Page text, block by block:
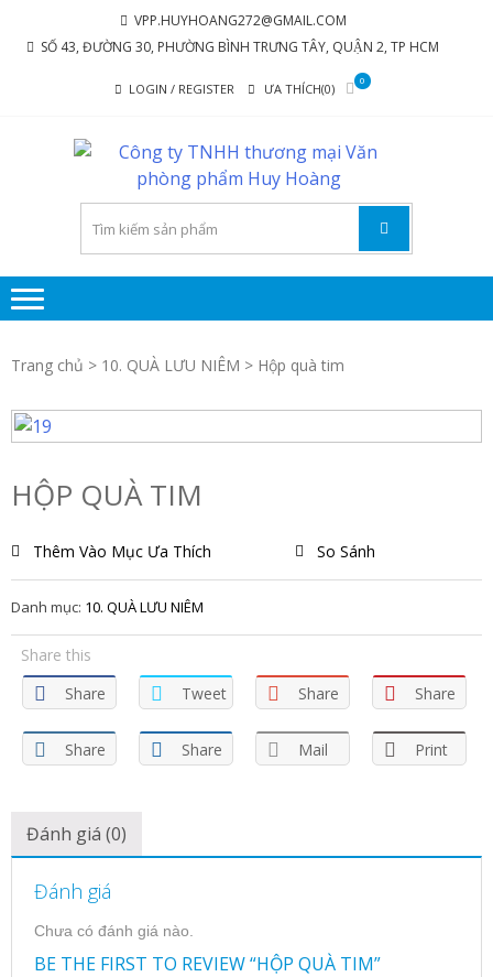
VPP.HUYHOANG272@GMAIL.COM
SỐ 43, ĐƯỜNG 30, PHƯỜNG BÌNH TRƯNG TÂY, QUẬN 2, TP HCM
LOGIN / REGISTER ƯA THÍCH(0)
0
Trang chủ > 10. QUÀ LƯU NIÊM > Hộp quà tim
HỘP QUÀ TIM
Thêm Vào Mục Ưa Thích So Sánh
Danh mục: 10. QUÀ LƯU NIÊM
Share this
Share
Tweet Share Share
Share Share Mail Print
Đánh giá (0)
Đánh giá
Chưa có đánh giá nào.
BE THE FIRST TO REVIEW “HỘP QUÀ TIM”